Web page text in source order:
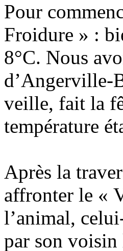
Pour
Froidure » :
8°C. Nous
d’Angerville-
veille, fait la
température
Après la
affronter le «
l’animal,
par son